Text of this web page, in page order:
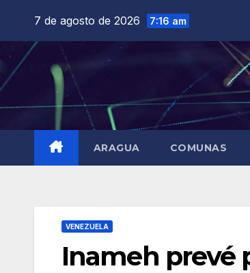
contenido
7 de agosto de 2026 7:16 am
ARAGUA COMUNAS
VENEZUELA
Inameh prevé